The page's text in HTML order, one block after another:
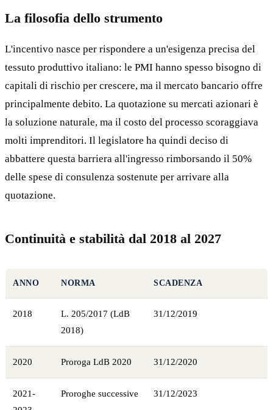
La filosofia dello strumento
L'incentivo nasce per rispondere a un'esigenza precisa del
tessuto produttivo italiano: le PMI hanno spesso bisogno di
capitali di rischio per crescere, ma il mercato bancario offre
principalmente debito. La quotazione su mercati azionari è
la soluzione naturale, ma il costo del processo scoraggiava
molti imprenditori. Il legislatore ha quindi deciso di
abbattere questa barriera all'ingresso rimborsando il 50%
delle spese di consulenza sostenute per arrivare alla
quotazione.
Continuità e stabilità dal 2018 al 2027
ANNO NORMA SCADENZA
2018
L. 205/2017 (LdB
2018)
31/12/2019
2020 Proroga LdB 2020 31/12/2020
2021-
Proroghe successive 31/12/2023